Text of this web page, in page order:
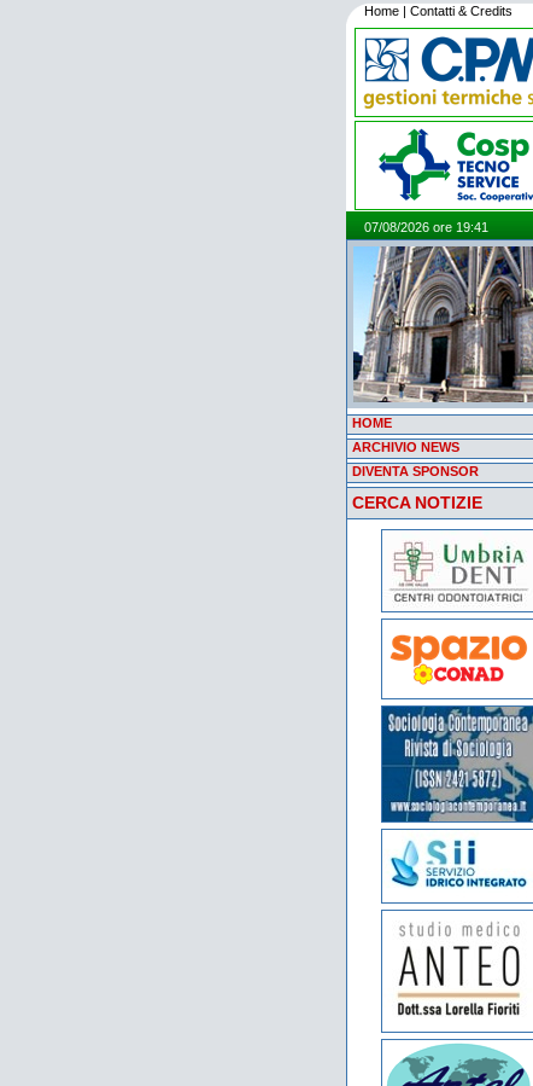
Home | Contatti & Credits
07/08/2026 ore 19:41
HOME
ARCHIVIO NEWS
DIVENTA SPONSOR
CERCA NOTIZIE